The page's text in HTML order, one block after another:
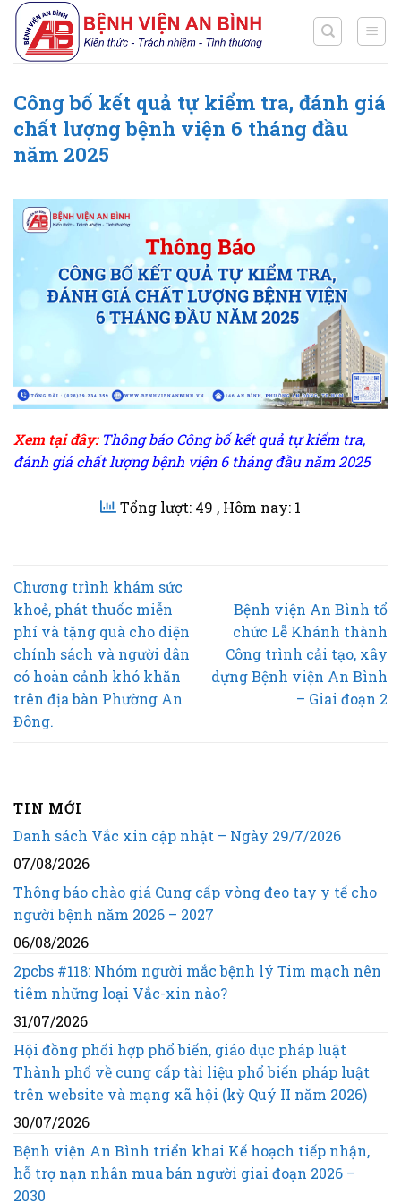
Chuyển
đến
nội
Công bố kết quả tự kiểm tra, đánh giá
chất lượng bệnh viện 6 tháng đầu
năm 2025
Xem tại đây:Thông báo Công bố kết quả tự kiểm tra,
đánh giá chất lượng bệnh viện 6 tháng đầu năm 2025
Tổng lượt: 49 , Hôm nay: 1
Chương trình khám sức
khoẻ, phát thuốc miễn
phí và tặng quà cho diện
chính sách và người dân
có hoàn cảnh khó khăn
trên địa bàn Phường An
Đông.
Bệnh viện An Bình tổ
chức Lễ Khánh thành
Công trình cải tạo, xây
dựng Bệnh viện An Bình
– Giai đoạn 2
TIN MỚI
Danh sách Vắc xin cập nhật – Ngày 29/7/2026
07/08/2026
Thông báo chào giá Cung cấp vòng đeo tay y tế cho
người bệnh năm 2026 – 2027
06/08/2026
2pcbs #118: Nhóm người mắc bệnh lý Tim mạch nên
tiêm những loại Vắc-xin nào?
31/07/2026
Hội đồng phối hợp phổ biến, giáo dục pháp luật
Thành phố về cung cấp tài liệu phổ biến pháp luật
trên website và mạng xã hội (kỳ Quý II năm 2026)
30/07/2026
Bệnh viện An Bình triển khai Kế hoạch tiếp nhận,
hỗ trợ nạn nhân mua bán người giai đoạn 2026 –
2030